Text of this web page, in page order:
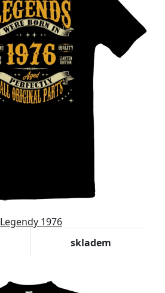
Legendy 1976
skladem